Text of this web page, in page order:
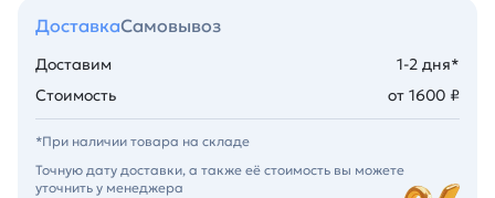
ДоставкаСамовывоз
Доставим
1-2 дня*
Стоимость
от 1600 ₽
*При наличии товара на складе
Точную дату доставки, а также её стоимость вы можете
уточнить у менеджера